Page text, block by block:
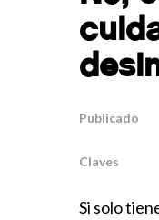
Publicado
Claves
Si solo